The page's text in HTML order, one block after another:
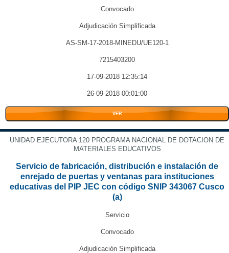
Convocado
Adjudicación Simplificada
AS-SM-17-2018-MINEDU/UE120-1
7215403200
17-09-2018 12:35:14
26-09-2018 00:01:00
VER
UNIDAD EJECUTORA 120 PROGRAMA NACIONAL DE DOTACION DE
MATERIALES EDUCATIVOS
Servicio de fabricación, distribución e instalación de
enrejado de puertas y ventanas para instituciones
educativas del PIP JEC con código SNIP 343067 Cusco
(a)
Servicio
Convocado
Adjudicación Simplificada